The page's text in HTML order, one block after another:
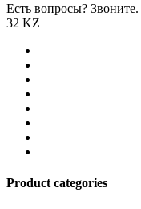
Есть вопросы? Звоните.
32 KZ
Product categories